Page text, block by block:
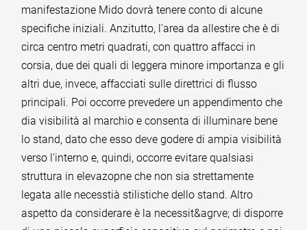
manifestazione Mido dovrà tenere conto di alcune
specifiche iniziali. Anzitutto, l'area da allestire che è di
circa centro metri quadrati, con quattro affacci in
corsia, due dei quali di leggera minore importanza e gli
altri due, invece, affacciati sulle direttrici di flusso
principali. Poi occorre prevedere un appendimento che
dia visibilità al marchio e consenta di illuminare bene
lo stand, dato che esso deve godere di ampia visibilità
verso l'interno e, quindi, occorre evitare qualsiasi
struttura in elevazopne che non sia strettamente
legata alle necesstià stilistiche dello stand. Altro
aspetto da considerare è la necessit&agrve; di disporre